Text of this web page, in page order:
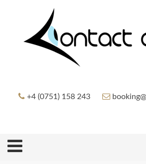
+4 (0751) 158 243